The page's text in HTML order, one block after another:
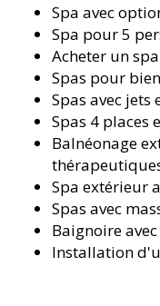
Spa avec
Spa pour 5
Acheter un
Spas pour
Spas avec jets
Spas 4 places
Balnéonage
Spa extérieur
Spas avec
Baignoire
Installation